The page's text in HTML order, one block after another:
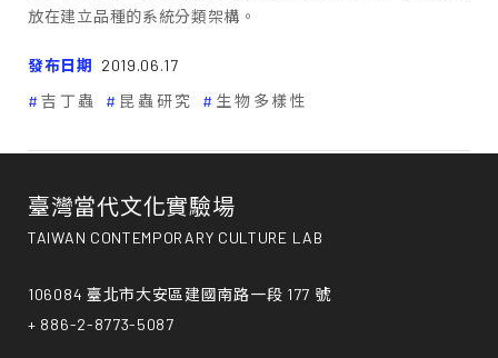
放在建立品種的系統分類架構。
發布日期 2019.06.17
吉丁蟲
昆蟲研究 生物多樣性
臺灣當代文化實驗場
TAIWAN CONTEMPORARY CULTURE LAB
106084 臺北市大安區建國南路一段 177 號
+ 886-2-8773-5087